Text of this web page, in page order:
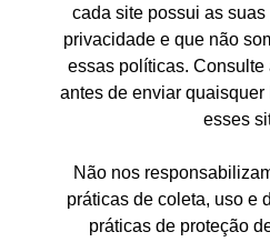
cada site possui as
privacidade e que não
essas políticas.
antes de enviar
esses
Não nos
práticas de coleta, uso e
práticas de proteção